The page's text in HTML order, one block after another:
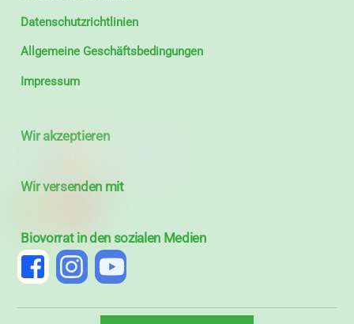
Datenschutzrichtlinien
Allgemeine Geschäftsbedingungen
Impressum
Wir akzeptieren
Wir versenden mit
Biovorrat in den sozialen Medien